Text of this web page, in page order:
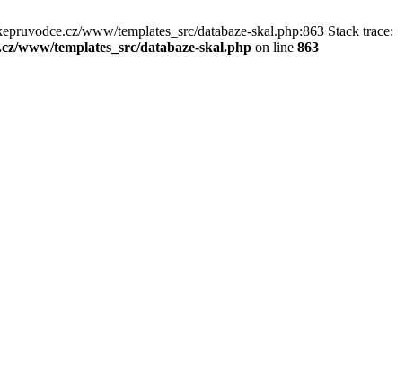
www/templates_src/databaze-skal.php:863 Stack trace:
www/templates_src/databaze-skal.php on line 863